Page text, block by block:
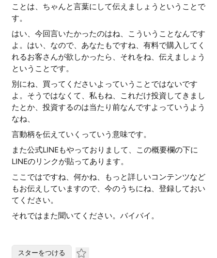
ことは、ちゃんと言葉にして伝えましょうということで
す。
はい、今回言いたかったのはね、こういうことなんです
よ。はい、なので、あなたもですね、有料で購入してく
れるお客さんが欲しかったら、それをね、伝えましょう
ということです。
別にね、買ってくださいよっていうことではないです
よ。そうではなくて、私もね、これだけ投資してきまし
たとか、投資するのは当たり前なんですよっていうよう
なね、
言動柄を伝えていくっていう意味です。
また公式LINEもやっておりまして、この概要欄の下に
LINEのリンクが貼ってあります。
ここではですね、何かね、もっと詳しいコンテンツなど
もお伝えしていますので、今のうちにね、登録しておい
てください。
それではまた聞いてください。バイバイ。
スターをつける